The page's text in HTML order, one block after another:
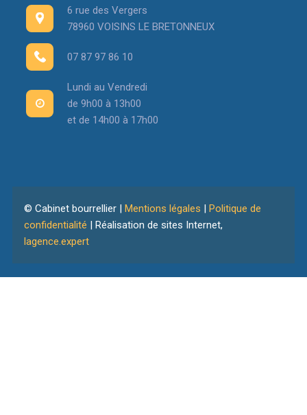
6 rue des Vergers
78960 VOISINS LE BRETONNEUX
07 87 97 86 10
Lundi au Vendredi
de 9h00 à 13h00
et de 14h00 à 17h00
© Cabinet bourrellier | Mentions légales | Politique de
confidentialité | Réalisation de sites Internet,
lagence.expert